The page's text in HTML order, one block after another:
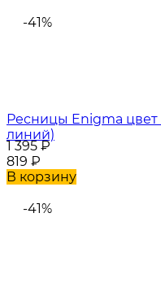
-41%
Ресницы Enigma цвет
линий)
1 395₽
819 ₽
В корзину
-41%